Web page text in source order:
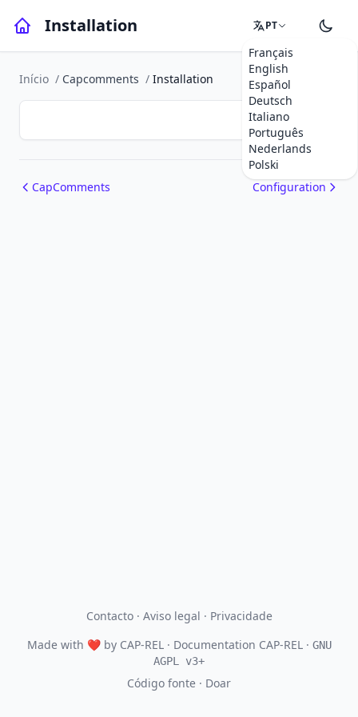
Installation PT
Français
English
Español
Deutsch
Italiano
Português
Nederlands
Polski
Início / Capcomments / Installation
CapComments Configuration
Contacto· Aviso legal · Privacidade
Made with ❤by CAP-REL· Documentation CAP-REL · GNU
AGPL v3+
Código fonte · Doar